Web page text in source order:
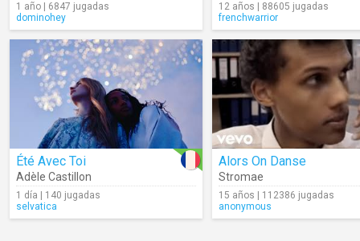
1 año | 6847 jugadas
dominohey
12 años | 88605 jugadas
frenchwarrior
Été Avec Toi
Adèle Castillon
1 día | 140 jugadas
selvatica
Alors On Danse
Stromae
15 años | 112386 jugadas
anonymous